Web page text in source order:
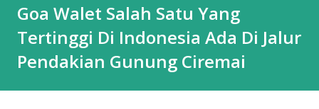
Goa Walet Salah Satu Yang
Tertinggi Di Indonesia Ada Di Jalur
Pendakian Gunung Ciremai